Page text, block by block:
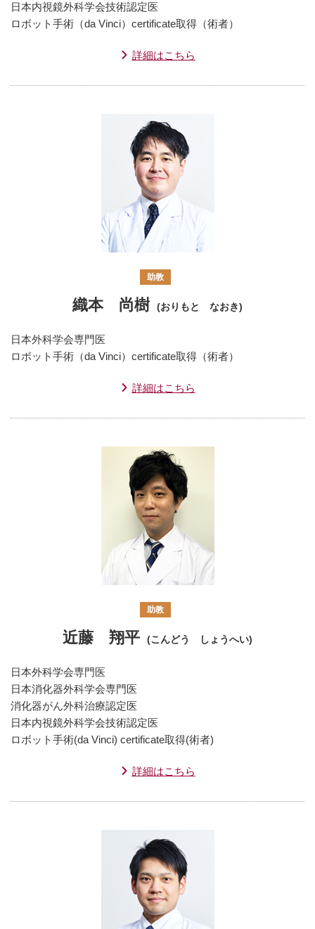
日本内視鏡外科学会技術認定医
ロボット手術（da Vinci）certificate取得（術者）
詳細はこちら
助教
織本 尚樹 (おりもと なおき)
日本外科学会専門医
ロボット手術（da Vinci）certificate取得（術者）
詳細はこちら
助教
近藤 翔平 (こんどう しょうへい)
日本外科学会専門医
日本消化器外科学会専門医
消化器がん外科治療認定医
日本内視鏡外科学会技術認定医
ロボット手術(da Vinci) certificate取得(術者)
詳細はこちら